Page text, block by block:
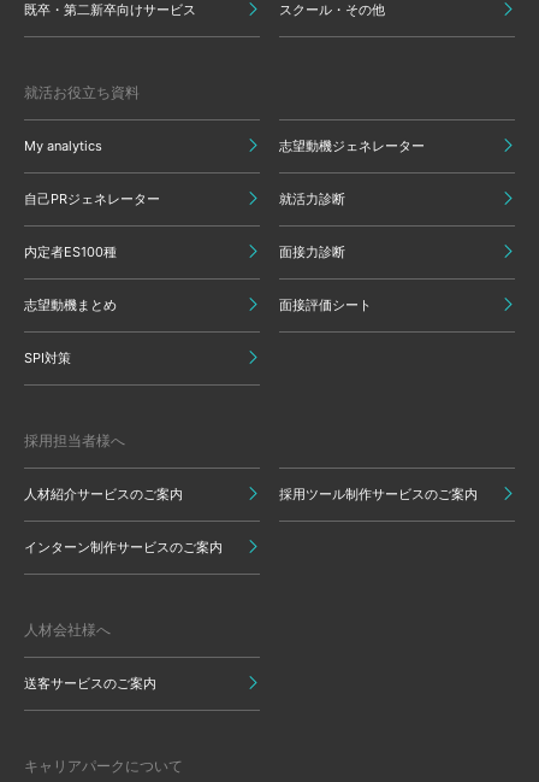
既卒・第二新卒向けサービス スクール・その他
就活お役立ち資料
My analytics 志望動機ジェネレーター
自己PRジェネレーター 就活力診断
内定者ES100種 面接力診断
志望動機まとめ 面接評価シート
SPI対策
採用担当者様へ
人材紹介サービスのご案内 採用ツール制作サービスのご案内
インターン制作サービスのご案内
人材会社様へ
送客サービスのご案内
キャリアパークについて